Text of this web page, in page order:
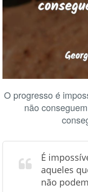
O progresso é
não
É
aqueles
não